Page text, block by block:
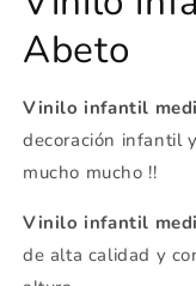
Abeto
Vinilo infantil
decoración infantil
mucho mucho !!
Vinilo infantil
de alta calidad y